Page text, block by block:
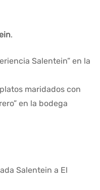
.
Salentein” en la
maridados con
en la bodega
Salentein a El